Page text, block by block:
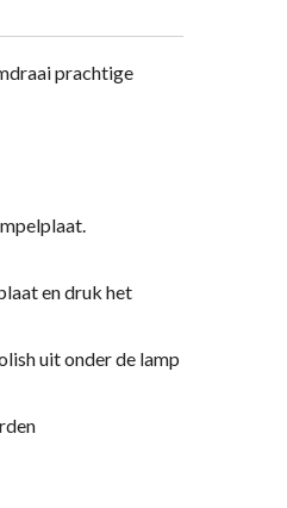
prachtige
en druk het
uit onder de lamp